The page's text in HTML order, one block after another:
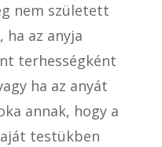
nem született
ha az anyja
terhességként
ha az anyát
annak, hogy a
testükben